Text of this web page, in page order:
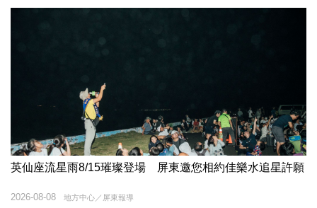
英仙座流星雨8/15璀璨登場 屏東邀您相約佳樂水追星許願
地方中心／屏東報導
2026-08-08